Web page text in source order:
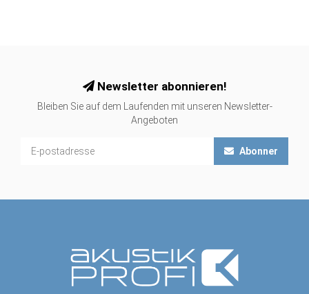
Newsletter abonnieren!
Bleiben Sie auf dem Laufenden mit unseren Newsletter-
Angeboten
Abonner